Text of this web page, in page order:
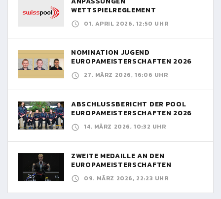
WETTSPIELREGLEMENT
01. APRIL 2026, 12:50 UHR
NOMINATION JUGEND
EUROPAMEISTERSCHAFTEN 2026
27. MÄRZ 2026, 16:06 UHR
ABSCHLUSSBERICHT DER POOL
EUROPAMEISTERSCHAFTEN 2026
14. MÄRZ 2026, 10:32 UHR
ZWEITE MEDAILLE AN DEN
EUROPAMEISTERSCHAFTEN
09. MÄRZ 2026, 22:23 UHR